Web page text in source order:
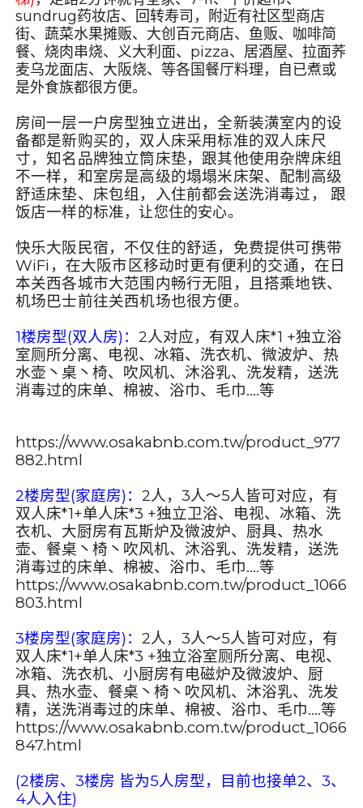
sundrug药妆店、回转寿司，附近有社区型商店
街、蔬菜水果摊贩、 大创百元商店、鱼贩、咖啡简
餐、烧肉串烧、义大利面、pizza、居酒屋、拉面荞
麦乌龙面店、大阪烧、等各国餐厅料理，自已煮或
是外食族都很方便。
房间一层一户房型独立进出，全新装潢室内的设
备都是新购买的，双人床采用标准的双人床尺
寸，知名品牌独立筒床垫，跟其他使用杂牌床组
不一样，和室房是高级的塌塌米床架、配制高级
舒适床垫、床包组，入住前都会送洗消毒过， 跟
饭店一样的标准，让您住的安心。
快乐大阪民宿，不仅住的舒适， 免费提供可携带
WiFi ， 在大阪市区移动时更有便利的交通，在日
本关西各城市大范围内畅行无阻，且搭乘地铁、
机场巴士前往关西机场也很方便。
1楼房型(双人房)： 2人对应，有双人床*1 +独立浴
室厕所分离、电视、冰箱、洗衣机、微波炉、热
水壶丶桌丶椅、吹风机、沐浴乳、洗发精，送洗
消毒过的床单、棉被、浴巾、毛巾....等
https://www.osakabnb.com.tw/product_977
882.html
2楼房型(家庭房)： 2人，3人～5人皆可对应，有
双人床*1+单人床*3 +独立卫浴、电视、冰箱、洗
衣机、大厨房有瓦斯炉及微波炉、厨具、热水
壶、餐桌丶椅丶吹风机、沐浴乳、洗发精，送洗
消毒过的床单、棉被、浴巾、毛巾....等
https://www.osakabnb.com.tw/product_1066
803.html
3楼房型(家庭房)： 2人，3人～5人皆可对应，有
双人床*1+单人床*3 +独立浴室厕所分离、电视、
冰箱、洗衣机、小厨房有电磁炉及微波炉、厨
具、热水壶、餐桌丶椅丶吹风机、沐浴乳、洗发
精，送洗消毒过的床单、棉被、浴巾、毛巾....等
https://www.osakabnb.com.tw/product_1066
847.html
(2楼房、3楼房 皆为5人房型，目前也接单2、3、
4人入住)